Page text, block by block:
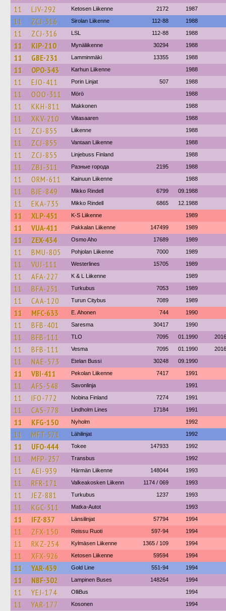
11 LJV-292 Ketosen Liikenne 2172 1987
11 ZCJ-316 Sirolan Liikenne 112-88 1988
11 ZCJ-316 LSL 112-88 1988
11 KIP-210 Mynäliikenne 30294 1988
11 GBE-231 Lamminmäki 13355 1988
11 OPO-343 Karhun Liikenne 1988
11 EJO-411 Porin Linjat 507 1988
11 OOO-311 Mörö 1988
11 KKH-811 Makkonen 1988
11 XKV-210 Viitasaaren 1988
11 ZCJ-855 Liikenne 1988
11 ZCJ-855 Vantaan Liikenne 1988
11 ZCJ-855 Linjebuss Finland 1988
11 ZBJ-311 Разные города 2195 1988
11 ORM-611 Kainuun Liikenne 1988
11 BJE-849 Mikko Rindell 6799 09.1988
11 EKA-735 Mikko Rindell 6865 12.1988
11 XLP-451 K-S Liikenne 1989
11 VUA-411 Pakkalan Liikenne 147499 1989
11 ZEX-434 Osmo Aho 17689 1989
11 BMU-805 Pohjolan Liikenne 7000 1989
11 VUJ-111 Westerlines 15705 1989
11 AFA-227 K & L Liikenne 1989
11 BFA-251 Turkubus 7053 1989
11 CAA-120 Turun Citybus 7089 1989
11 MFC-633 E. Ahonen 744 1990
11 BFB-401 Saresma 30417 1990
11 BFB-111 TLO 7095 01.1990 2016
11 BFB-111 Vesma 7095 01.1990 2016
11 NAE-573 Etelan Bussi 30248 09.1990
11 VBI-411 Pekolan Liikenne 7417 1991
11 AFS-548 Savonlinja 1991
11 IFO-772 Nobina Finland 7274 1991
11 CAS-778 Lindholm Lines 17184 1991
11 KFG-150 Nyholm 1992
11 MFT-571 Lähilinjat 1992
11 UFO-444 Tokee 147933 1992
11 MFP-257 Transbus 1992
11 AEI-939 Härmän Liikenne 148044 1993
11 RFR-171 Valkeakosken Liikenn 1174 / 069 1993
11 JEZ-881 Turkubus 1237 1993
11 KGC-311 Matka-Autot 1993
11 IFZ-837 Länsilinjat 57794 1994
11 ZFX-150 Reissu Ruoti 597-94 1994
11 RKZ-254 Kylmäsen Liikenne 1365 / 109 1994
11 XFX-926 Ketosen Liikenne 59594 1994
11 YAR-439 Gold Line 551-94 1994
11 NBF-302 Lampinen Buses 148264 1994
11 YEJ-174 OlliBus 1994
11 YAR-177 Kosonen 1994